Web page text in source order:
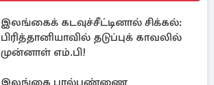
இலங்கைக் கடவுச்சீட்டினால் சிக்கல்:
பிரித்தானியாவில் தடுப்புக் காவலில்
முன்னாள் எம்.பி!
இலங்கை பால்பண்ணை